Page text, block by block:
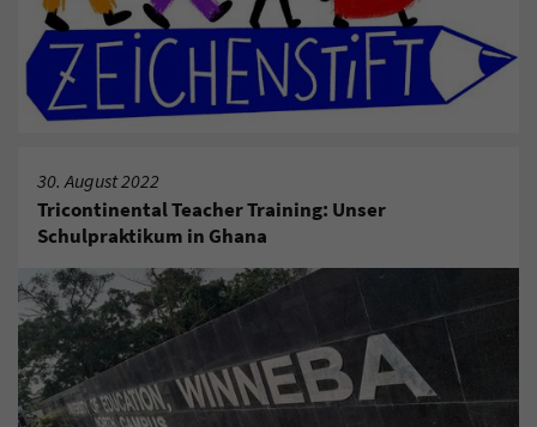
30. August 2022
Tricontinental Teacher Training: Unser
Schulpraktikum in Ghana